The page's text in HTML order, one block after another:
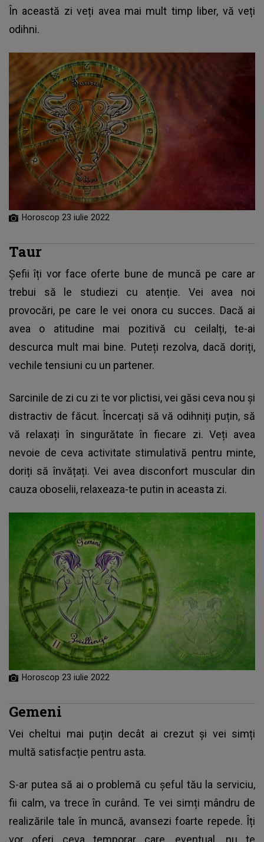
În această zi veți avea mai mult timp liber, vă veți
odihni.
Horoscop 23 iulie 2022
Taur
Șefii îți vor face oferte bune de muncă pe care ar
trebui să le studiezi cu atenție. Vei avea noi
provocări, pe care le vei onora cu succes. Dacă ai
avea o atitudine mai pozitivă cu ceilalți, te-ai
descurca mult mai bine. Puteți rezolva, dacă doriți,
vechile tensiuni cu un partener.
Sarcinile de zi cu zi te vor plictisi, vei găsi ceva nou și
distractiv de făcut. Încercați să vă odihniți puțin, să
vă relaxați în singurătate în fiecare zi. Veți avea
nevoie de ceva activitate stimulativă pentru minte,
doriți să învățați. Vei avea disconfort muscular din
cauza oboselii, relaxeaza-te putin in aceasta zi.
Horoscop 23 iulie 2022
Gemeni
Vei cheltui mai puțin decât ai crezut și vei simți
multă satisfacție pentru asta.
S-ar putea să ai o problemă cu șeful tău la serviciu,
fii calm, va trece în curând. Te vei simți mândru de
realizările tale în muncă, avansezi foarte repede. Îți